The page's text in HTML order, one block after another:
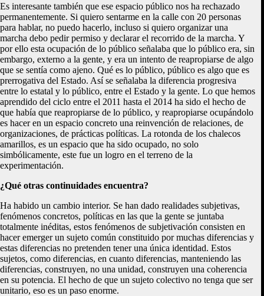
Es interesante también que ese espacio público nos ha rechazado
permanentemente. Si quiero sentarme en la calle con 20 personas
para hablar, no puedo hacerlo, incluso si quiero organizar una
marcha debo pedir permiso y declarar el recorrido de la marcha. Y
por ello esta ocupación de lo público señalaba que lo público era, sin
embargo, externo a la gente, y era un intento de reapropiarse de algo
que se sentía como ajeno. Qué es lo público, público es algo que es
prerrogativa del Estado. Así se señalaba la diferencia progresiva
entre lo estatal y lo público, entre el Estado y la gente. Lo que hemos
aprendido del ciclo entre el 2011 hasta el 2014 ha sido el hecho de
que había que reapropiarse de lo público, y reapropiarse ocupándolo
es hacer en un espacio concreto una reinvención de relaciones, de
organizaciones, de prácticas políticas. La rotonda de los chalecos
amarillos, es un espacio que ha sido ocupado, no solo
simbólicamente, este fue un logro en el terreno de la
experimentación.
¿Qué otras continuidades encuentra?
Ha habido un cambio interior. Se han dado realidades subjetivas,
fenómenos concretos, políticas en las que la gente se juntaba
totalmente inéditas, estos fenómenos de subjetivación consisten en
hacer emerger un sujeto común constituido por muchas diferencias y
estas diferencias no pretenden tener una única identidad. Estos
sujetos, como diferencias, en cuanto diferencias, manteniendo las
diferencias, construyen, no una unidad, construyen una coherencia
en su potencia. El hecho de que un sujeto colectivo no tenga que ser
unitario, eso es un paso enorme.